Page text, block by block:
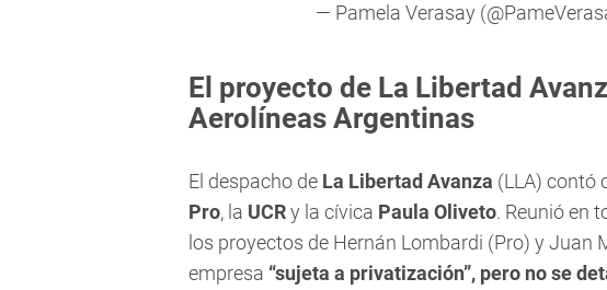
— Pamela Verasay
El proyecto de La Libertad
Aerolíneas Argentinas
El despacho de La Libertad Avanza (LLA) contó
Pro, la UCRy la cívica Paula Oliveto. Reunió en
los proyectos de Hernán Lombardi (Pro) y Juan
empresa “sujeta a privatización”, pero no se